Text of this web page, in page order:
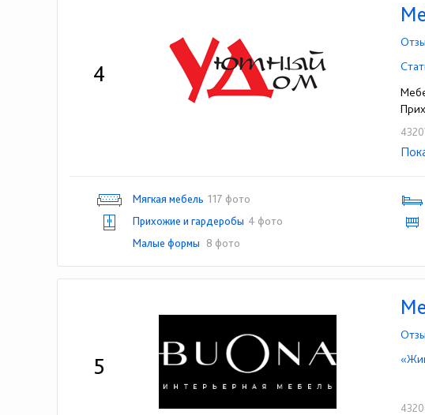
4
☎
Мягкая мебель 117 фото
Прихожие и гардеробы 4 фото
Малые формы
8 фото
5